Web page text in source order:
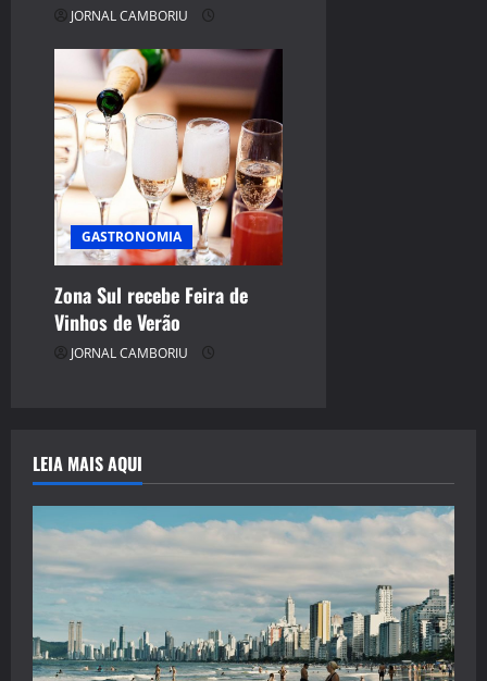
JORNAL CAMBORIU
GASTRONOMIA
Zona Sul recebe Feira de
Vinhos de Verão
JORNAL CAMBORIU
LEIA MAIS AQUI